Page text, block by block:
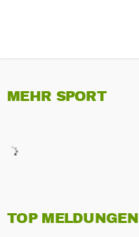
MEHR SPORT
TOP MELDUNGEN